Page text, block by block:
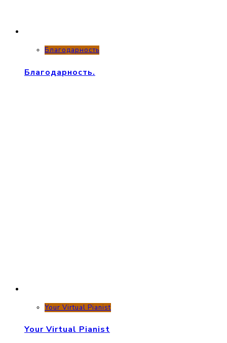
Благодарность
Благодарность.
Your Virtual Pianist
Your Virtual Pianist